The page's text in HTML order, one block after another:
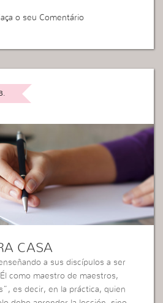
o seu Comentário
CASA
a sus discípulos a ser
como maestro de maestros,
es decir, en la práctica, quien